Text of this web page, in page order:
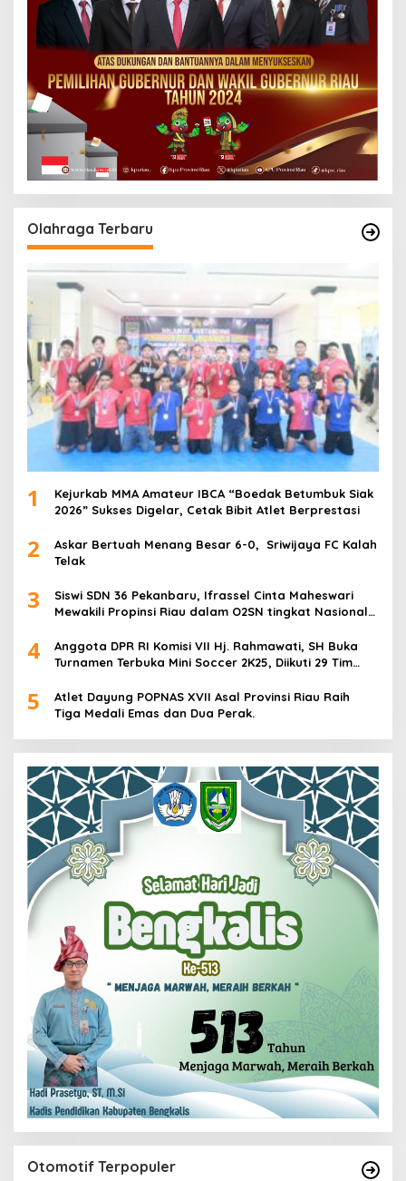
Olahraga Terbaru
1
Kejurkab MMA Amateur IBCA “Boedak Betumbuk Siak
2026” Sukses Digelar, Cetak Bibit Atlet Berprestasi
2
Askar Bertuah Menang Besar 6-0, Sriwijaya FC Kalah
Telak
3
Siswi SDN 36 Pekanbaru, Ifrassel Cinta Maheswari
Mewakili Propinsi Riau dalam O2SN tingkat Nasional
4
Anggota DPR RI Komisi VII Hj. Rahmawati, SH Buka
Turnamen Terbuka Mini Soccer 2K25, Diikuti 29 Tim
5
Atlet Dayung POPNAS XVII Asal Provinsi Riau Raih
Tiga Medali Emas dan Dua Perak.
Otomotif Terpopuler